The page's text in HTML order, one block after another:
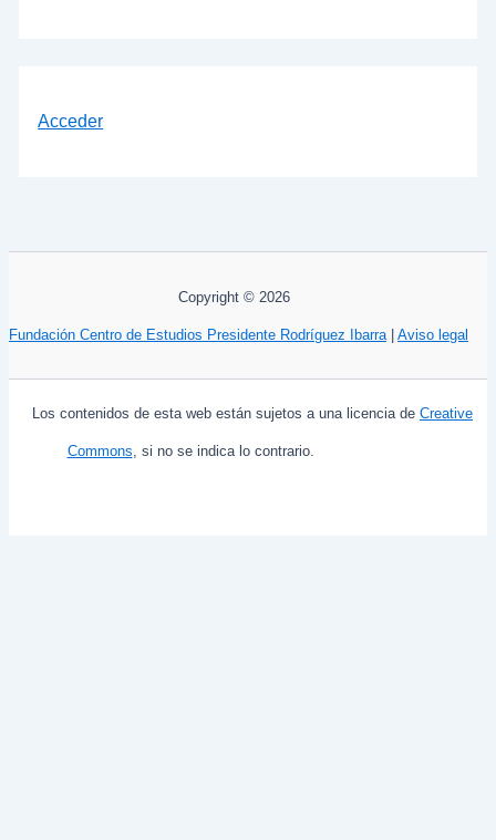
Acceder
Copyright © 2026
Fundación Centro de Estudios Presidente Rodríguez Ibarra| Aviso legal
Los contenidos de esta web están sujetos a una licencia de Creative
Commons, si no se indica lo contrario.